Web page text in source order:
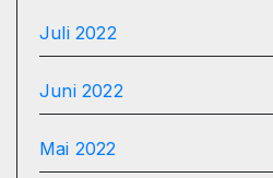
Juli 2022
Juni 2022
Mai 2022